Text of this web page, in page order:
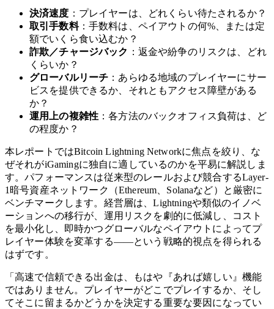
決済速度 ：プレイヤーは、どれくらい待たされるか？
取引手数料：手数料は、ペイアウトの何%、または定
額でいくら食い込むか？
詐欺／チャージバック ：返金や紛争のリスクは、どれ
くらいか？
グローバルリーチ ：あらゆる地域のプレイヤーにサー
ビスを提供できるか、それともアクセス障壁がある
か？
運用上の複雑性 ：各方法のバックオフィス負荷は、ど
の程度か？
本レポートではBitcoin Lightning Networkに焦点を絞り、な
ぜそれがiGamingに独自に適しているのかを平易に解説しま
す。パフォーマンスは従来型のレールおよび競合するLayer-
1暗号資産ネットワーク（Ethereum、Solanaなど）と厳密に
ベンチマークします。経営層は、Lightningや類似のイノベ
ーションへの移行が、運用リスクを劇的に低減し、コスト
を最小化し、即時かつグローバルなペイアウトによってプ
レイヤー体験を変革する——という戦略的視点を得られる
はずです。
「高速で信頼できる出金は、もはや『あれば嬉しい』機能
ではありません。プレイヤーがどこでプレイするか、そし
てそこに留まるかどうかを決定する重要な要因になってい